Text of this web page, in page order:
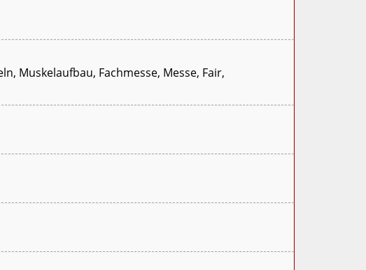
Muskelaufbau, Fachmesse, Messe, Fair,